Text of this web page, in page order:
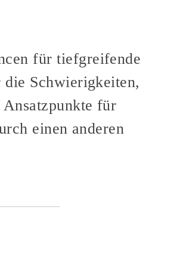
für tiefgreifende
Schwierigkeiten,
für
einen anderen